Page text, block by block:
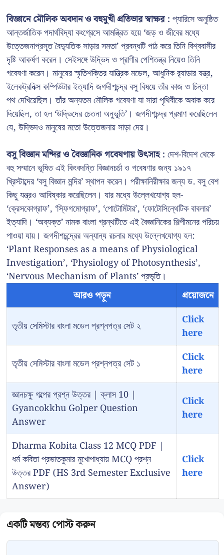
বিজ্ঞানে মৌলিক অবদান ও বহুমুখী প্রতিভার স্বাক্ষর : প্যারিসে অনুষ্ঠিত
আন্তর্জাতিক পদার্থবিদ্যা কংগ্রেসে আমন্ত্রিত হয়ে ‘জড় ও জীবের মধ্যে
উত্তেজনাপ্রসূত বৈদ্যুতিক সাড়ার সমতা’ প্রবন্ধটি পাঠ করে তিনি বিশ্ববাসীর
দৃষ্টি আকর্ষণ করেন। সেইসঙ্গে উদ্ভিদ ও প্রাণীর পেশিতন্ত্র নিয়েও তিনি
গবেষণা করেন। মানুষের স্মৃতিশক্তির যান্ত্রিক মডেল, আধুনিক র‍্যাডার যন্ত্র,
ইলেকট্রনিক্স কম্পিউটার ইত্যাদি জগদীশচন্দ্র বসু বিষয়ে তাঁর কাজ ও চিন্তা
পথ দেখিয়েছিল। তাঁর অন্যতম মৌলিক গবেষণা যা সারা পৃথিবীকে অবাক করে
দিয়েছিল, তা হল ‘উদ্ভিদের চেতনা অনুভূতি’। জগদীশচন্দ্র প্রমাণ করেছিলেন
যে, উদ্ভিদও মানুষের মতো উত্তেজনায় সাড়া দেয়।
বসু বিজ্ঞান মন্দির ও বৈজ্ঞানিক গবেষণায় উৎসাহ : দেশ-বিদেশ থেকে
বহু সম্মানে ভূষিত এই কিংবদন্তি বিজ্ঞানচর্চা ও গবেষণার জন্য ১৯১৭
খ্রিস্টাব্দের ‘বসু বিজ্ঞান মন্দির’ স্থাপন করেন। পরীক্ষানিরীক্ষার জন্য ড. বসু বেশ
কিছু যন্ত্রও আবিষ্কার করেছিলেন। যার মধ্যে উল্লেখযোগ্য হল-
‘ক্রেসকোগ্রাফ’, ‘স্ফিগমোগ্রাফ’, ‘পোটোমিটার’, ‘ফোটোসিন্থেটিক বাবলার’
ইত্যাদি। ‘অব্যক্ত’ নামক বাংলা গ্রন্থটিতে এই বৈজ্ঞানিকের শিল্পীমনের পরিচয়
পাওয়া যায়। জগদীশচন্দ্রের অন্যান্য রচনার মধ্যে উল্লেখযোগ্য হল:
‘Plant Responses as a means of Physiological
Investigation’, ‘Physiology of Photosynthesis’,
‘Nervous Mechanism of Plants’ প্রভৃতি।
আরও পড়ুন
প্রয়োজনে
তৃতীয় সেমিস্টার বাংলা মডেল প্রশ্নপত্র সেট ২
Click
here
তৃতীয় সেমিস্টার বাংলা মডেল প্রশ্নপত্র সেট ১
Click
here
জ্ঞানচক্ষু গল্পের প্রশ্ন উত্তর | ক্লাস 10 |
Gyancokkhu Golper Question
Answer
Click
here
Dharma Kobita Class 12 MCQ PDF |
ধর্ম কবিতা প্রভাতকুমার মুখোপাধ্যায় MCQ প্রশ্ন
উত্তর PDF (HS 3rd Semester Exclusive
Answer)
Click
here
Comment